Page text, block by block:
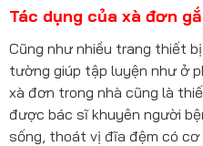
Tác dụng của xà đơn
Cũng như nhiều trang thiết
tường giúp tập luyện như ở
xà đơn trong nhà cũng là
được bác sĩ khuyên người
sống, thoát vị đĩa đệm có cơ